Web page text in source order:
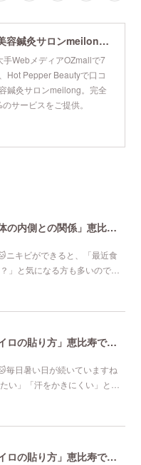
【公式】恵比寿の美容鍼灸サロンmeilong｜ツボを押さえた針・お灸の治療で美容と健康を叶えます
WebメディアOZmallで7
Hot Pepper Beautyで口コ
鍼灸サロンmeilong。完全
サービスをご提供。
「ニキビができる場所でわかる？身体の内側との関係」恵比寿で口コミNo 1美容鍼灸ならmeilong
ニキビができると、「最近食
」と気になる方も多いので…
「代謝アップならここ！効果的なカイロの貼り方」恵比寿で口コミNo 1美容鍼灸ならmeilong
毎日暑い日が続いていますね
い」「汗をかきにくい」と…
「代謝アップならここ！効果的なカイロの貼り方」恵比寿で口コミNo 1美容鍼灸ならmeilong